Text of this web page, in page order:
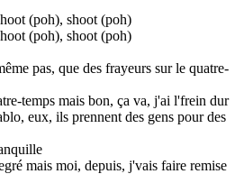
(poh), shoot (poh)
(poh), shoot (poh)
pas, que des frayeurs sur le quatre-
temps mais bon, ça va, j'ai l'frein dur
eux, ils prennent des gens pour des
mais moi, depuis, j'vais faire remise